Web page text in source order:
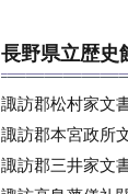
長野県立歴史
諏訪郡松村家文
諏訪郡本宮政所
諏訪郡三井家文